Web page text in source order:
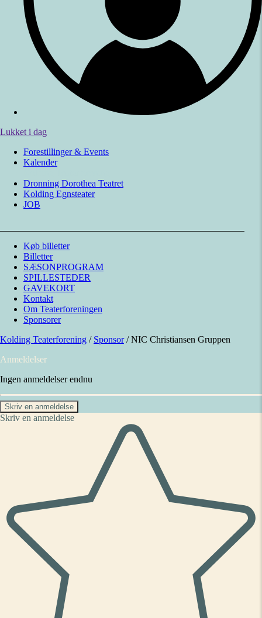
Lukket i dag
Forestillinger & Events
Kalender
Dronning Dorothea Teatret
Kolding Egnsteater
JOB
Køb billetter
Billetter
SÆSONPROGRAM
SPILLESTEDER
GAVEKORT
Kontakt
Om Teaterforeningen
Sponsorer
Kolding Teaterforening / Sponsor/NIC Christiansen Gruppen
Anmeldelser
Ingen anmeldelser endnu
Skriv en anmeldelse
Skriv en anmeldelse